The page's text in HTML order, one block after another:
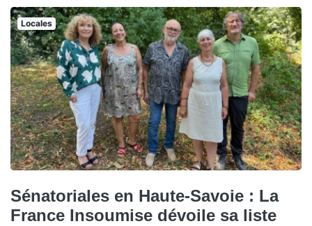
Locales
Sénatoriales en Haute-Savoie : La
France Insoumise dévoile sa liste